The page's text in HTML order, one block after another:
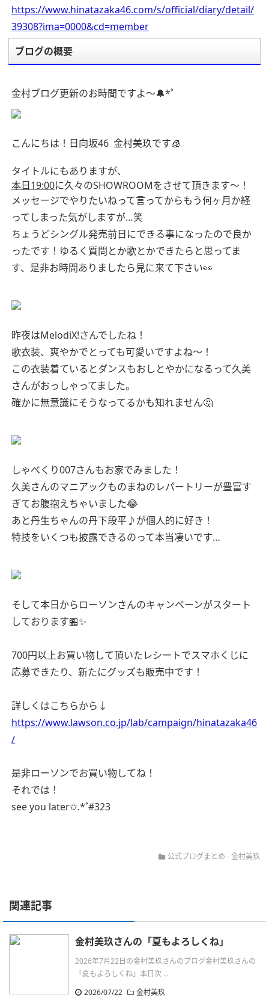
https://www.hinatazaka46.com/s/official/diary/detail/
39308?ima=0000&cd=member
ブログの概要
金村ブログ更新のお時間ですよ〜🔔*゜
こんにちは！日向坂46 金村美玖です🧊
タイトルにもありますが、
本日19:00に久々のSHOWROOMをさせて頂きます〜！
メッセージでやりたいねって言ってからもう何ヶ月か経
ってしまった気がしますが…笑
ちょうどシングル発売前日にできる事になったので良か
ったです！ゆるく質問とか歌とかできたらと思ってま
す、是非お時間ありましたら見に来て下さい👀
昨夜はMelodiX!さんでしたね！
歌衣装、爽やかでとっても可愛いですよね〜！
この衣装着ているとダンスもおしとやかになるって久美
さんがおっしゃってました。
確かに無意識にそうなってるかも知れません🤔
しゃべくり007さんもお家でみました！
久美さんのマニアックものまねのレパートリーが豊富す
ぎてお腹抱えちゃいました😂
あと丹生ちゃんの丹下段平♪が個人的に好き！
特技をいくつも披露できるのって本当凄いです…
そして本日からローソンさんのキャンペーンがスタート
しております🏪✨
700円以上お買い物して頂いたレシートでスマホくじに
応募できたり、新たにグッズも販売中です！
詳しくはこちらから↓
https://www.lawson.co.jp/lab/campaign/hinatazaka46
/
是非ローソンでお買い物してね！
それでは！
see you later✩.*˚#323
公式ブログまとめ -金村美玖
関連記事
金村美玖さんの「夏もよろしくね」
2026年7月22日の金村美玖さんのブログ金村美玖さんの
「夏もよろしくね」本日次 ...
2026/07/22
金村美玖